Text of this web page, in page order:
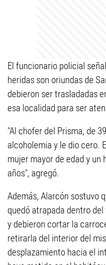
El funcionario policial
heridas son oriundas de
debieron ser trasladadas
esa localidad para ser
"Al chofer del Prisma, de
alcoholemia y le dio cero.
mujer mayor de edad y un
años", agregó.
Además, Alarcón sostuvo
quedó atrapada dentro
y debieron cortar la
retirarla del interior del
desplazamiento hacia el